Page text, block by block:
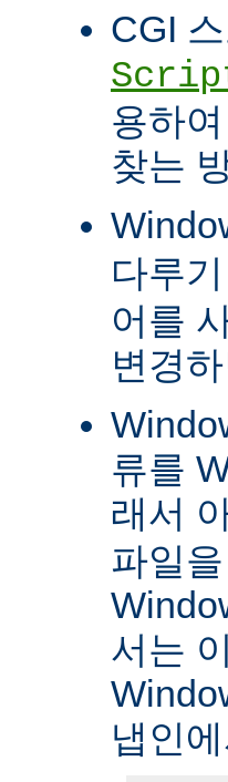
CGI
용하
찾는
다루
어를
변경
류를
래서
파일
서는
냅인